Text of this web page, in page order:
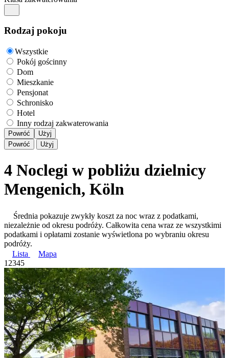
Rodzaj pokoju
Wszystkie
Pokój gościnny
Dom
Mieszkanie
Pensjonat
Schronisko
Hotel
Inny rodzaj zakwaterowania
Powróć
Użyj
Powróć
Użyj
4 Noclegi w pobliżu dzielnicy
Mengenich, Köln
Średnia pokazuje zwykły koszt za noc wraz z podatkami,
niezależnie od okresu podróży. Całkowita cena wraz ze wszystkimi
podatkami i opłatami zostanie wyświetlona po wybraniu okresu
podróży.
Lista
Mapa
1 2345